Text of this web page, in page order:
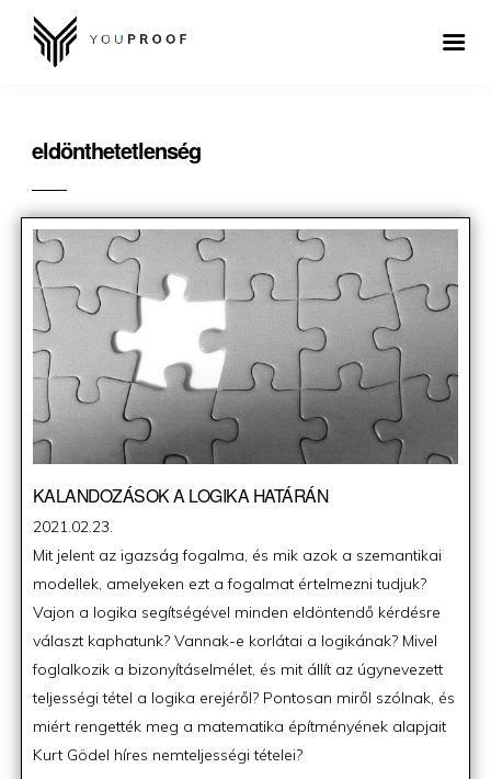
eldönthetetlenség
KALANDOZÁSOK A LOGIKA HATÁRÁN
Posted
on
2021.02.23.
Mit jelent az igazság fogalma, és mik azok a szemantikai
modellek, amelyeken ezt a fogalmat értelmezni tudjuk?
Vajon a logika segítségével minden eldöntendő kérdésre
választ kaphatunk? Vannak-e korlátai a logikának? Mivel
foglalkozik a bizonyításelmélet, és mit állít az úgynevezett
teljességi tétel a logika erejéről? Pontosan miről szólnak, és
miért rengették meg a matematika építményének alapjait
Kurt Gödel híres nemteljességi tételei?